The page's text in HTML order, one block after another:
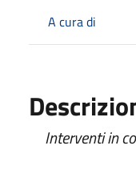
A cura di
Interventi in